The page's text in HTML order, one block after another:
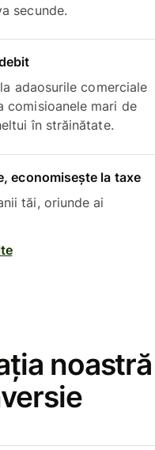
secunde.
adaosurile comerciale
comisioanele mari de
în străinătate.
economisește la taxe
tăi, oriunde ai
noastră